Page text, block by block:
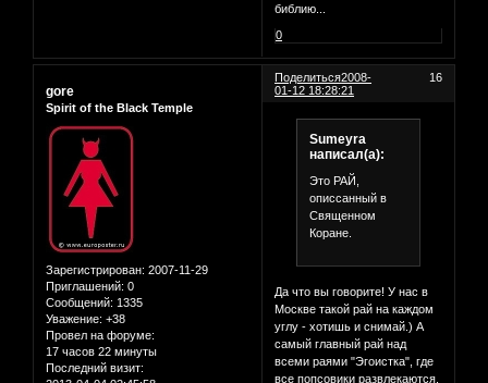
библию...
0
Поделиться 16
2008-
01-12 18:28:21
gore
Spirit of the Black Temple
Зарегистрирован: 2007-11-29
Приглашений: 0
Сообщений: 1335
Уважение: +38
Провел на форуме:
17 часов 22 минуты
Последний визит:
Sumeyra
написал(а):
Это РАЙ,
описсанный в
Священном
Коране.
Да что вы говорите! У нас в
Москве такой рай на каждом
углу - хотишь и снимай.) А
самый главный рай над
всеми раями "Эгоистка", где
все попсовики развлекаются.